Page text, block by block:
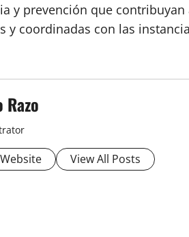
y prevención que
y coordinadas con las
Razo
View All Posts